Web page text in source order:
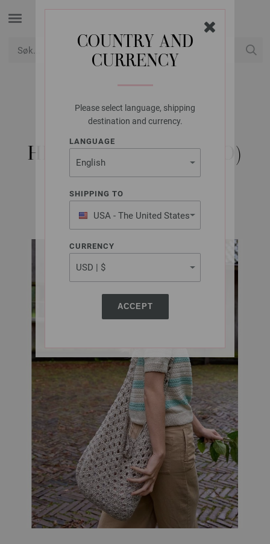
COUNTRY AND
CURRENCY
Please select language, shipping
destination and currency.
LANGUAGE
SHIPPING TO
USA - The United States
of America
CURRENCY
ACCEPT
LANA GROSSA
BAG BOTTONI -
HEKLEOPPSKRIFT (NO)
Natural Knits No. 1 | Modell 26